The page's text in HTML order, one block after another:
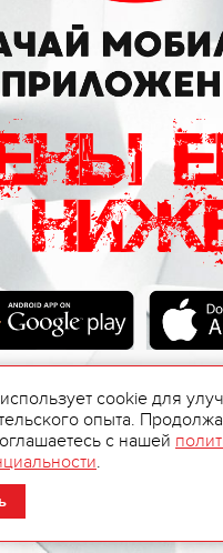
использует cookie для
опыта.
с нашей
.